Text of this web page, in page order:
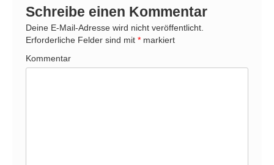
Schreibe einen Kommentar
Deine E-Mail-Adresse wird nicht veröffentlicht.
Erforderliche Felder sind mit* markiert
Kommentar